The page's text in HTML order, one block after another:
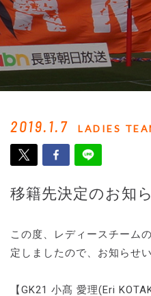
2019.1.7 LADIES
移籍先決定のお知
この度、レディースチーム
定しましたので、お知らせ
【GK21 小髙 愛理(Eri